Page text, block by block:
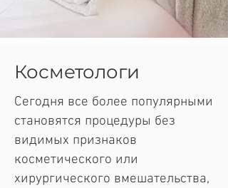
Косметологи
Сегодня все более популярными
становятся процедуры без
видимых признаков
косметического или
хирургического вмешательства,